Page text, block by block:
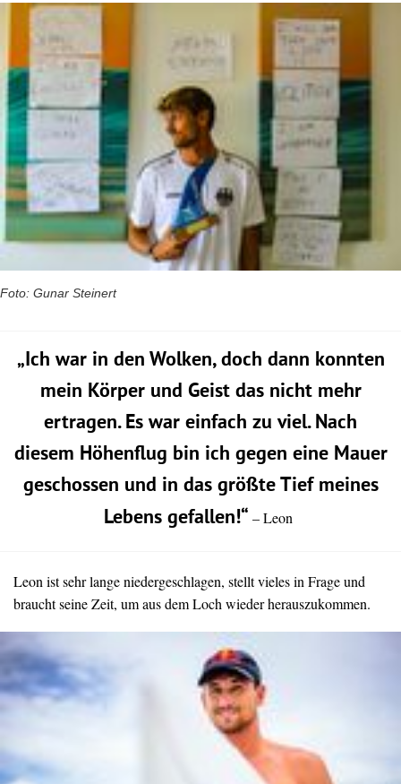
Foto: Gunar Steinert
„Ich war in den Wolken, doch dann konnten
mein Körper und Geist das nicht mehr
ertragen. Es war einfach zu viel. Nach
diesem Höhenflug bin ich gegen eine Mauer
geschossen und in das größte Tief meines
Lebens gefallen!“ – Leon
Leon ist sehr lange niedergeschlagen, stellt vieles in Frage und
braucht seine Zeit, um aus dem Loch wieder herauszukommen.